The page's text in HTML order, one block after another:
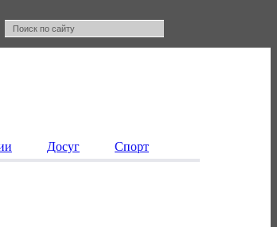
Досуг Спорт